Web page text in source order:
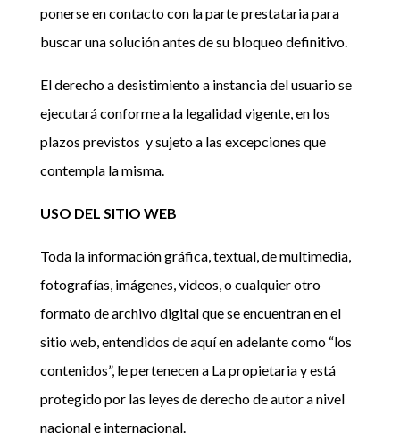
ponerse en contacto con la parte prestataria para
buscar una solución antes de su bloqueo definitivo.
El derecho a desistimiento a instancia del usuario se
ejecutará conforme a la legalidad vigente, en los
plazos previstos y sujeto a las excepciones que
contempla la misma.
USO DEL SITIO WEB
Toda la información gráfica, textual, de multimedia,
fotografías, imágenes, videos, o cualquier otro
formato de archivo digital que se encuentran en el
sitio web, entendidos de aquí en adelante como “los
contenidos”, le pertenecen a La propietaria y está
protegido por las leyes de derecho de autor a nivel
nacional e internacional.